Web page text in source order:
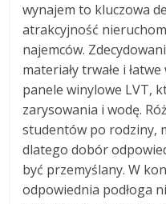
wynajem to kluczowa
atrakcyjność
najemców.
materiały trwałe i
panele winylowe LVT,
zarysowania i wodę.
studentów po rodziny,
dlatego dobór
być przemyślany. W
odpowiednia podłoga